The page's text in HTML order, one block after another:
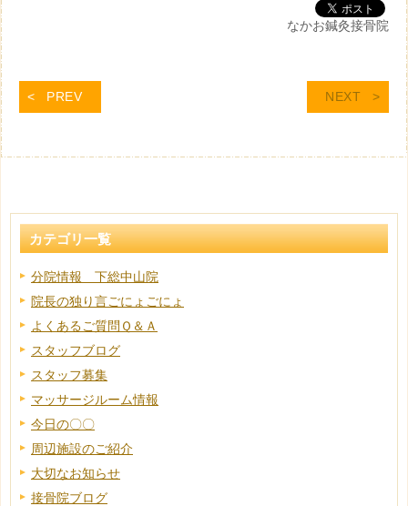
なかお鍼灸接骨院
PREV NEXT
カテゴリ一覧
分院情報 下総中山院
院長の独り言ごにょごにょ
よくあるご質問Ｑ＆Ａ
スタッフブログ
スタッフ募集
マッサージルーム情報
今日の〇〇
周辺施設のご紹介
大切なお知らせ
接骨院ブログ